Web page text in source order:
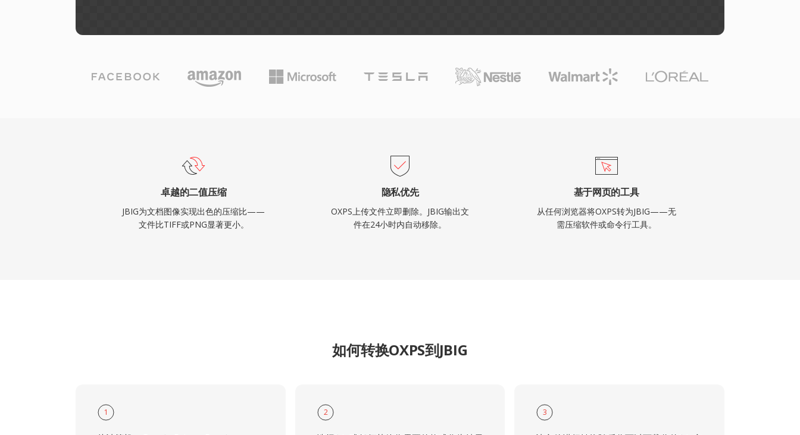
卓越的二值压缩
JBIG为文档图像实现出色的压缩比——
文件比TIFF或PNG显著更小。
隐私优先
OXPS上传文件立即删除。JBIG输出文
件在24小时内自动移除。
基于网页的工具
从任何浏览器将OXPS转为JBIG——无
需压缩软件或命令行工具。
如何转换OXPS到JBIG
1 2 3